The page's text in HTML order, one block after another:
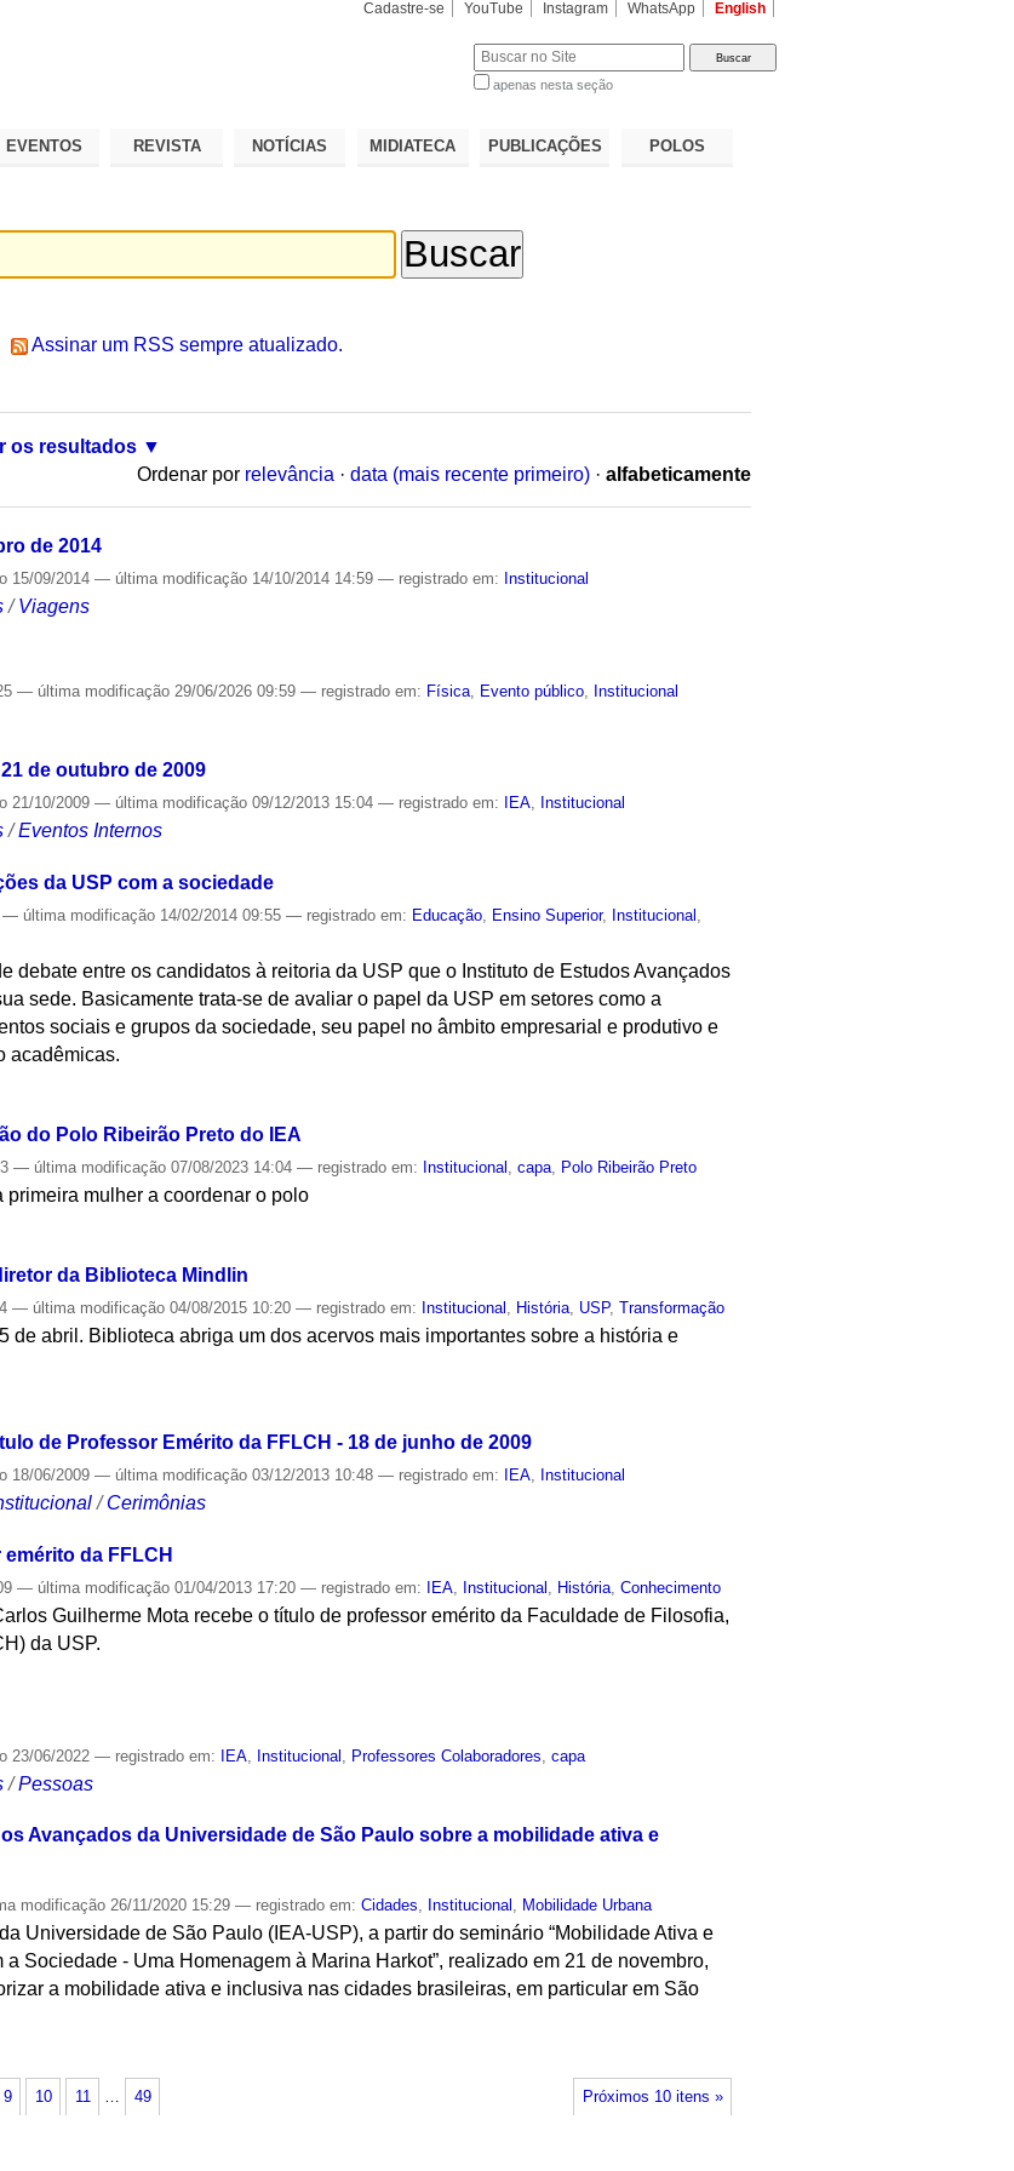
Cadastre-se YouTube Instagram WhatsApp English
apenas nesta seção
EVENTOS REVISTA NOTÍCIAS MIDIATECA PUBLICAÇÕES POLOS
Assinar um RSS sempre atualizado.
os resultados
Ordenar por relevância · data (mais recente primeiro) · alfabeticamente
de 2014
15/09/2014— última modificação 14/10/2014 14:59— registrado em: Institucional
/Viagens
— última modificação 29/06/2026 09:59— registrado em: Física Evento público Institucional
de outubro de 2009
21/10/2009— última modificação 09/12/2013 15:04— registrado em: IEA, Institucional
/Eventos Internos
da USP com a sociedade
— última modificação 14/02/2014 09:55— registrado em: Educação, Ensino Superior, Institucional ,
debate entre os candidatos à reitoria da USP que o Instituto de Estudos Avançados
sede. Basicamente trata-se de avaliar o papel da USP em setores como a
sociais e grupos da sociedade, seu papel no âmbito empresarial e produtivo e
acadêmicas.
do Polo Ribeirão Preto do IEA
— última modificação 07/08/2023 14:04— registrado em: Institucional ,capa Polo Ribeirão Preto
mulher a coordenar o polo
da Biblioteca Mindlin
— última modificação 04/08/2015 10:20— registrado em: Institucional História USP,Transformação
de abril. Biblioteca abriga um dos acervos mais importantes sobre a história e
de Professor Emérito da FFLCH - 18 de junho de 2009
18/06/2009— última modificação 03/12/2013 10:48— registrado em: IEA, Institucional
/Cerimônias
da FFLCH
— última modificação 01/04/2013 17:20— registrado em: IEA Institucional História ,Conhecimento
Guilherme Mota recebe o título de professor emérito da Faculdade de Filosofia,
da USP.
23/06/2022— registrado em: IEA Institucional Professores Colaboradores ,capa
/Pessoas
Avançados da Universidade de São Paulo sobre a mobilidade ativa e
modificação 26/11/2020 15:29— registrado em:Cidades, Institucional , Mobilidade Urbana
Universidade de São Paulo (IEA-USP), a partir do seminário “Mobilidade Ativa e
a Sociedade - Uma Homenagem à Marina Harkot”, realizado em 21 de novembro,
a mobilidade ativa e inclusiva nas cidades brasileiras, em particular em São
Próximos 10 itens »
9 10 11 49